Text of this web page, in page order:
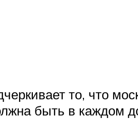
то, что
быть в каждом